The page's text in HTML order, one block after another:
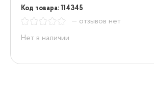
Код товара: 114345
— отзывов нет
Нет в наличии